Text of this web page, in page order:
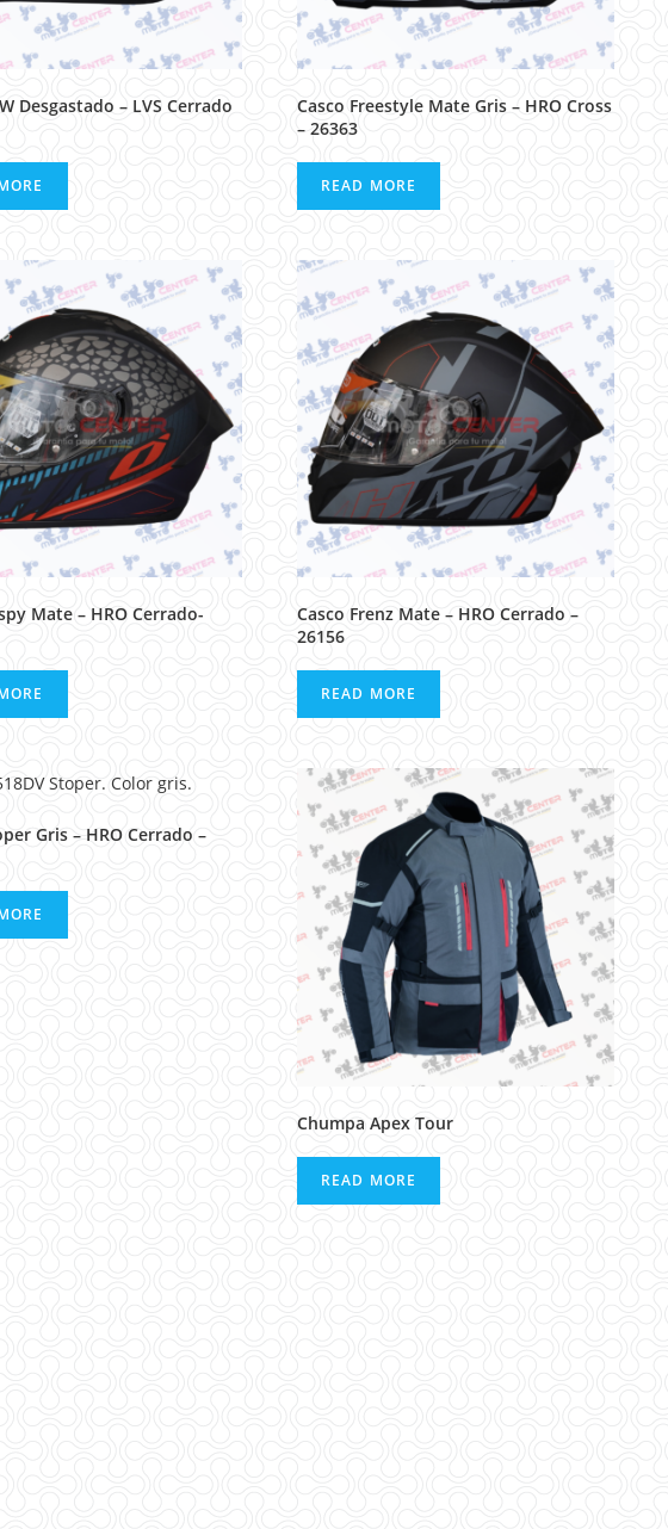
Desgastado – LVS Cerrado
Casco Freestyle Mate Gris – HRO Cross
– 26363
READ MORE
Mate – HRO Cerrado-
Casco Frenz Mate – HRO Cerrado –
26156
READ MORE
Gris – HRO Cerrado –
Chumpa Apex Tour
READ MORE